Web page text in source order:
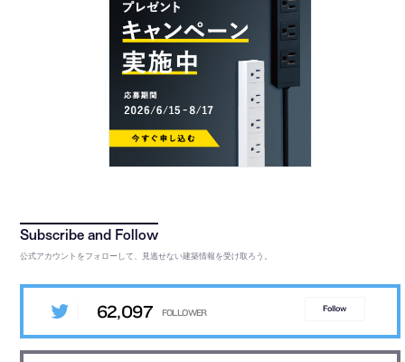
公式アカウントをフォローして、見逃せない建築情報を受け取ろう。
62,097 Follow